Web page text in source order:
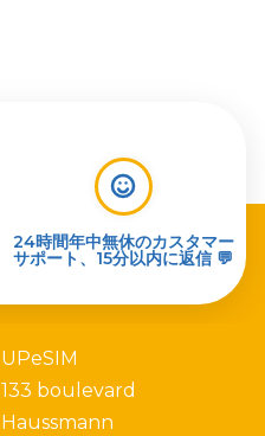
24時間年中無休のカスタマー
サポート、15分以内に返信 💬
UPeSIM
133 boulevard
Haussmann